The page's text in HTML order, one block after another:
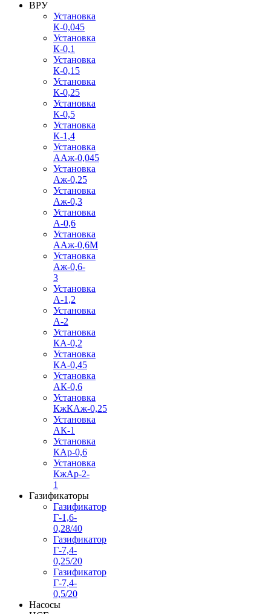
ВРУ
Установка
К-0,045
Установка
К-0,1
Установка
К-0,15
Установка
К-0,25
Установка
К-0,5
Установка
К-1,4
Установка
ААж-0,045
Установка
Аж-0,25
Установка
Аж-0,3
Установка
А-0,6
Установка
ААж-0,6М
Установка
Аж-0,6-
3
Установка
А-1,2
Установка
А-2
Установка
КА-0,2
Установка
КА-0,45
Установка
АК-0,6
Установка
КжКАж-0,25
Установка
АК-1
Установка
КАр-0,6
Установка
КжАр-2-
1
Газификаторы
Газификатор
Г-1,6-
0,28/40
Газификатор
Г-7,4-
0,25/20
Газификатор
Г-7,4-
0,5/20
Насосы